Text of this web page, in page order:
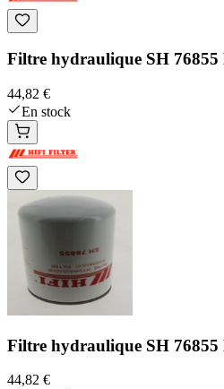
Filtre hydraulique SH
44,82 €
En stock
Filtre hydraulique SH
44,82 €